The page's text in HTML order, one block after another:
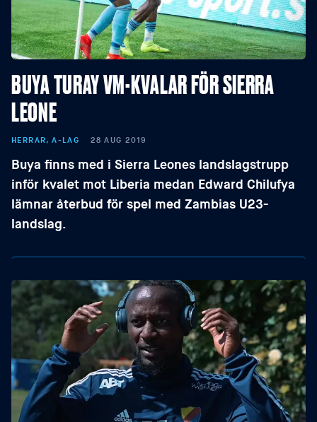
BUYA TURAY VM-KVALAR FÖR SIERRA
LEONE
HERRAR, A-LAG 28 AUG 2019
Buya finns med i Sierra Leones landslagstrupp
inför kvalet mot Liberia medan Edward Chilufya
lämnar återbud för spel med Zambias U23-
landslag.